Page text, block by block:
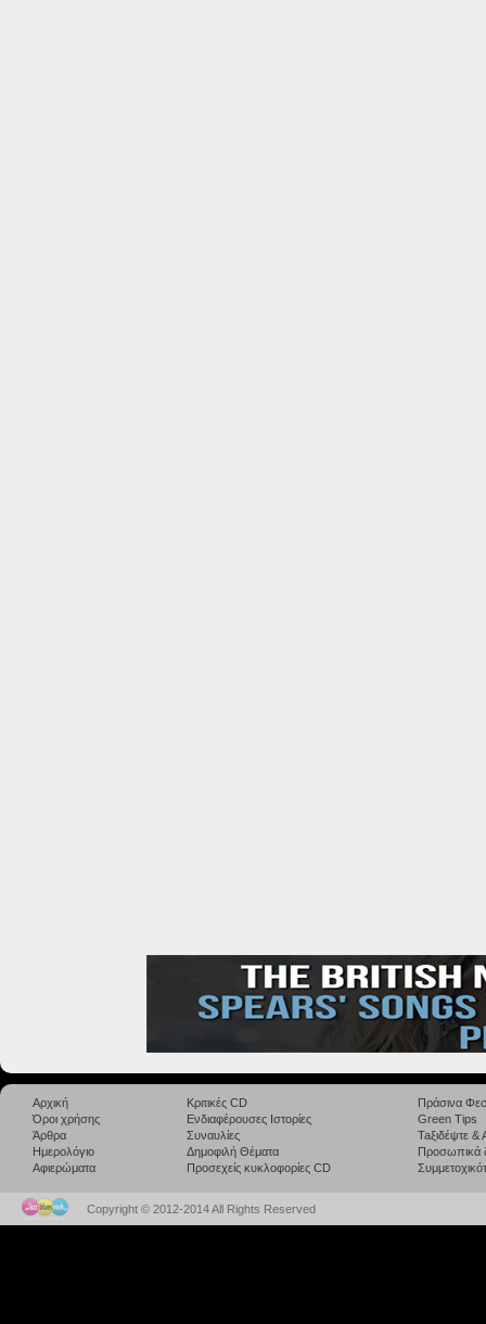
Αρχική
Όροι χρήσης
Άρθρα
Ημερολόγιο
Αφιερώματα
Κριτικές CD
Ενδιαφέρουσες Ιστορίες
Συναυλίες
Δημοφιλή Θέματα
Προσεχείς κυκλοφορίες CD
Πράσινα
Green Tips
Taξιδέψτε
Προσωπικά
Copyright © 2012-2014 All Rights Reserved